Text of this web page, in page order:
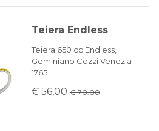
Teiera Endless
Teiera 650 cc Endless,
Geminiano Cozzi Venezia
1765
€ 56,00 € 70.00